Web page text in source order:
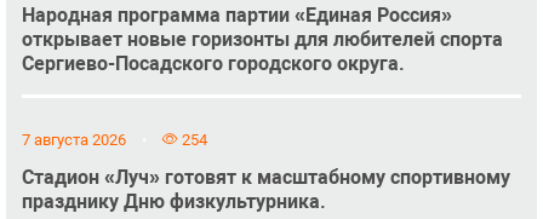
Народная программа партии «Единая Россия»
открывает новые горизонты для любителей спорта
Сергиево-Посадского городского округа.
7 августа 2026 254
Стадион «Луч» готовят к масштабному спортивному
празднику Дню физкультурника.